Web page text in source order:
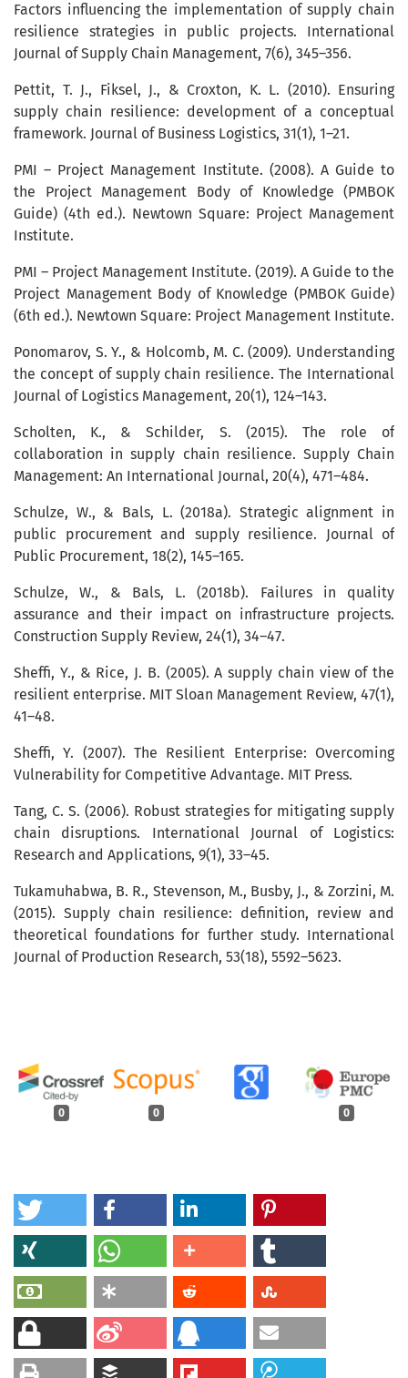
0 0 0
Factors influencing the implementation of supply chain
resilience strategies in public projects. International
Journal of Supply Chain Management, 7(6), 345–356.
Pettit, T. J., Fiksel, J., & Croxton, K. L. (2010). Ensuring
supply chain resilience: development of a conceptual
framework. Journal of Business Logistics, 31(1), 1–21.
PMI – Project Management Institute. (2008). A Guide to
the Project Management Body of Knowledge (PMBOK
Guide) (4th ed.). Newtown Square: Project Management
Institute.
PMI – Project Management Institute. (2019). A Guide to the
Project Management Body of Knowledge (PMBOK Guide)
(6th ed.). Newtown Square: Project Management Institute.
Ponomarov, S. Y., & Holcomb, M. C. (2009). Understanding
the concept of supply chain resilience. The International
Journal of Logistics Management, 20(1), 124–143.
Scholten, K., & Schilder, S. (2015). The role of
collaboration in supply chain resilience. Supply Chain
Management: An International Journal, 20(4), 471–484.
Schulze, W., & Bals, L. (2018a). Strategic alignment in
public procurement and supply resilience. Journal of
Public Procurement, 18(2), 145–165.
Schulze, W., & Bals, L. (2018b). Failures in quality
assurance and their impact on infrastructure projects.
Construction Supply Review, 24(1), 34–47.
Sheffi, Y., & Rice, J. B. (2005). A supply chain view of the
resilient enterprise. MIT Sloan Management Review, 47(1),
41–48.
Sheffi, Y. (2007). The Resilient Enterprise: Overcoming
Vulnerability for Competitive Advantage. MIT Press.
Tang, C. S. (2006). Robust strategies for mitigating supply
chain disruptions. International Journal of Logistics:
Research and Applications, 9(1), 33–45.
Tukamuhabwa, B. R., Stevenson, M., Busby, J., & Zorzini, M.
(2015). Supply chain resilience: definition, review and
theoretical foundations for further study. International
Journal of Production Research, 53(18), 5592–5623.